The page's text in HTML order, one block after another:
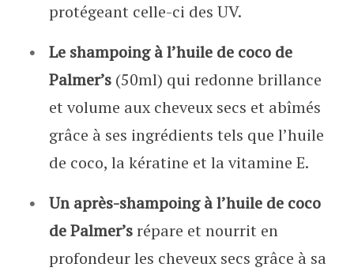
protégeant celle-ci des UV.
Le shampoing à l’huile de coco de
Palmer’s (50ml) qui redonne brillance
et volume aux cheveux secs et abîmés
grâce à ses ingrédients tels que l’huile
de coco, la kératine et la vitamine E.
Un après-shampoing à l’huile de coco
de Palmer’srépare et nourrit en
profondeur les cheveux secs grâce à sa